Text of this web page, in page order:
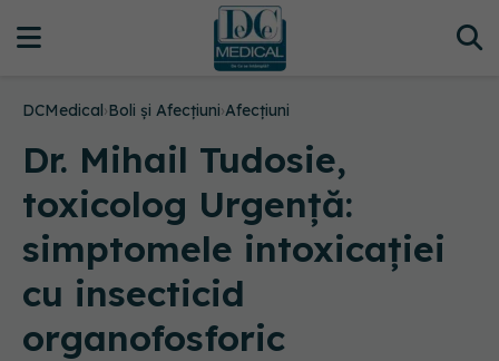
DCMedical›Boli și Afecțiuni›Afecțiuni
Dr. Mihail Tudosie,
toxicolog Urgență:
simptomele intoxicației
cu insecticid
organofosforic